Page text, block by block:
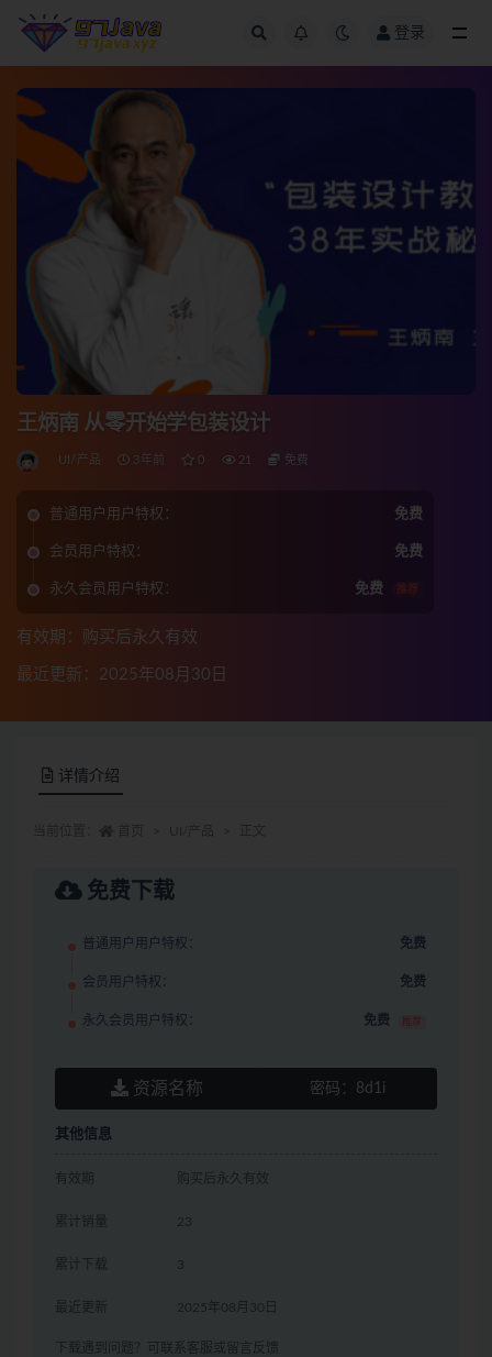
登录
王炳南 从零开始学包装设计
UI/产品 3年前 0 21 免费
普通用户用户特权： 免费
会员用户特权： 免费
永久会员用户特权： 免费 推荐
有效期：购买后永久有效
最近更新：2025年08月30日
详情介绍
免费下载
普通用户用户特权： 免费
会员用户特权： 免费
永久会员用户特权： 免费 推荐
资源名称 密码： 8d1i
其他信息
有效期 购买后永久有效
累计销量 23
累计下载 3
最近更新 2025年08月30日
下载遇到问题？可联系客服或留言反馈